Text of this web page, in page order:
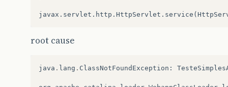
javax . servlet . http . HttpServlet . service (
root cause
java . lang . ClassNotFoundException :